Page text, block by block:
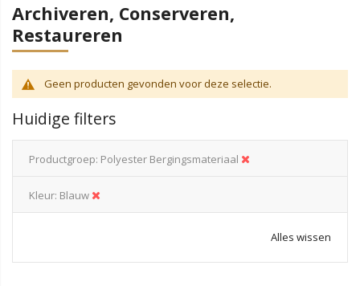
Archiveren, Conserveren,
Restaureren
Geen producten gevonden voor deze selectie.
Huidige filters
Productgroep Polyester Bergingsmateriaal
Kleur Blauw
Alles wissen